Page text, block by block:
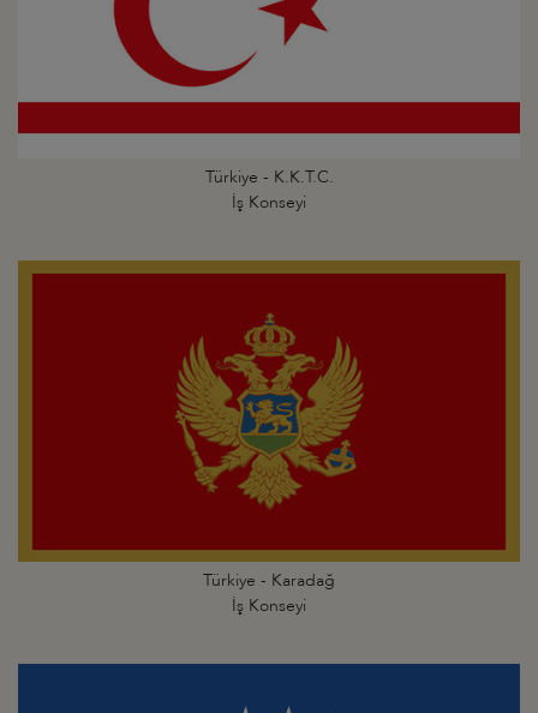
Türkiye - K.K.T.C.
İş Konseyi
Türkiye - Karadağ
İş Konseyi